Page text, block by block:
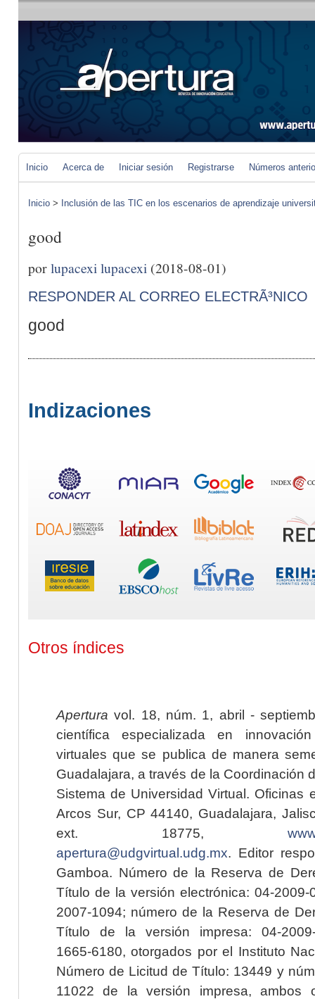
Inicio Acerca de Iniciar sesión Registrarse Números
Inicio > Inclusión de las TIC en los escenarios de aprendizaje
good
porlupacexi lupacexi (2018-08-01)
RESPONDER AL CORREO ELECTRÃ³NICO
good
Indizaciones
Otros índices
Apertura vol. 18, núm. 1, abril -
científica especializada en
virtuales que se publica de manera
Guadalajara, a través de la Coordinación
Sistema de Universidad Virtual. Oficinas
Arcos Sur, CP 44140, Guadalajara,
ext. 18775,
apertura@udgvirtual.udg.mx. Editor
Gamboa. Número de la Reserva de
Título de la versión electrónica: 04-2009-
2007-1094; número de la Reserva de
Título de la versión impresa: 04-2009-
1665-6180, otorgados por el Instituto
Número de Licitud de Título: 13449 y
11022 de la versión impresa, ambos